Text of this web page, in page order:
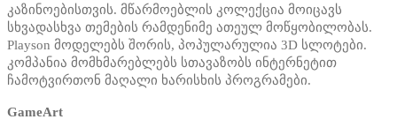
კაზინოებისთვის. მწარმოებლის კოლექცია მოიცავს
სხვადასხვა თემების რამდენიმე ათეულ მოწყობილობას.
Playson მოდელებს შორის, პოპულარულია 3D სლოტები.
კომპანია მომხმარებლებს სთავაზობს ინტერნეტით
ჩამოტვირთონ მაღალი ხარისხის პროგრამები.
GameArt